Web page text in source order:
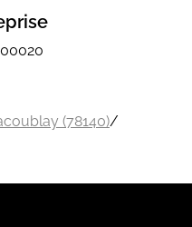
(78140)/